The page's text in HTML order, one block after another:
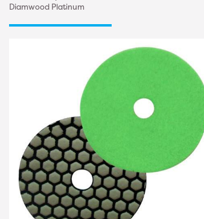
Diamwood Platinum